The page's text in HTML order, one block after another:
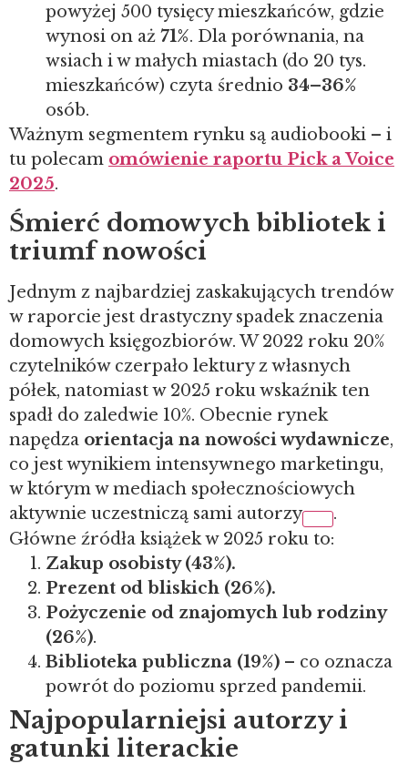
powyżej 500 tysięcy mieszkańców, gdzie
wynosi on aż 71%. Dla porównania, na
wsiach i w małych miastach (do 20 tys.
mieszkańców) czyta średnio 34–36%
osób.
Ważnym segmentem rynku są audiobooki – i
tu polecam omówienie raportu Pick a Voice
2025.
Śmierć domowych bibliotek i
triumf nowości
Jednym z najbardziej zaskakujących trendów
w raporcie jest drastyczny spadek znaczenia
domowych księgozbiorów. W 2022 roku 20%
czytelników czerpało lektury z własnych
półek, natomiast w 2025 roku wskaźnik ten
spadł do zaledwie 10%. Obecnie rynek
napędza orientacja na nowości wydawnicze,
co jest wynikiem intensywnego marketingu,
w którym w mediach społecznościowych
aktywnie uczestniczą sami autorzy
.
Główne źródła książek w 2025 roku to:
Zakup osobisty (43%).
Prezent od bliskich (26%).
Pożyczenie od znajomych lub rodziny
(26%).
Biblioteka publiczna (19%) – co oznacza
powrót do poziomu sprzed pandemii.
Najpopularniejsi autorzy i
gatunki literackie